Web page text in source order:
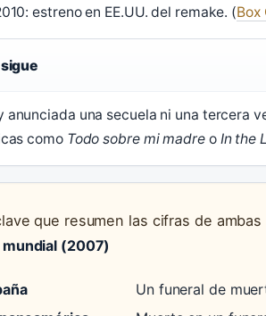
estreno en EE.UU. del remake. (Box
anunciada una secuela ni una tercera
como Todo sobre mi madreo In the
que resumen las cifras de
mundial (2007)
Un funeral de